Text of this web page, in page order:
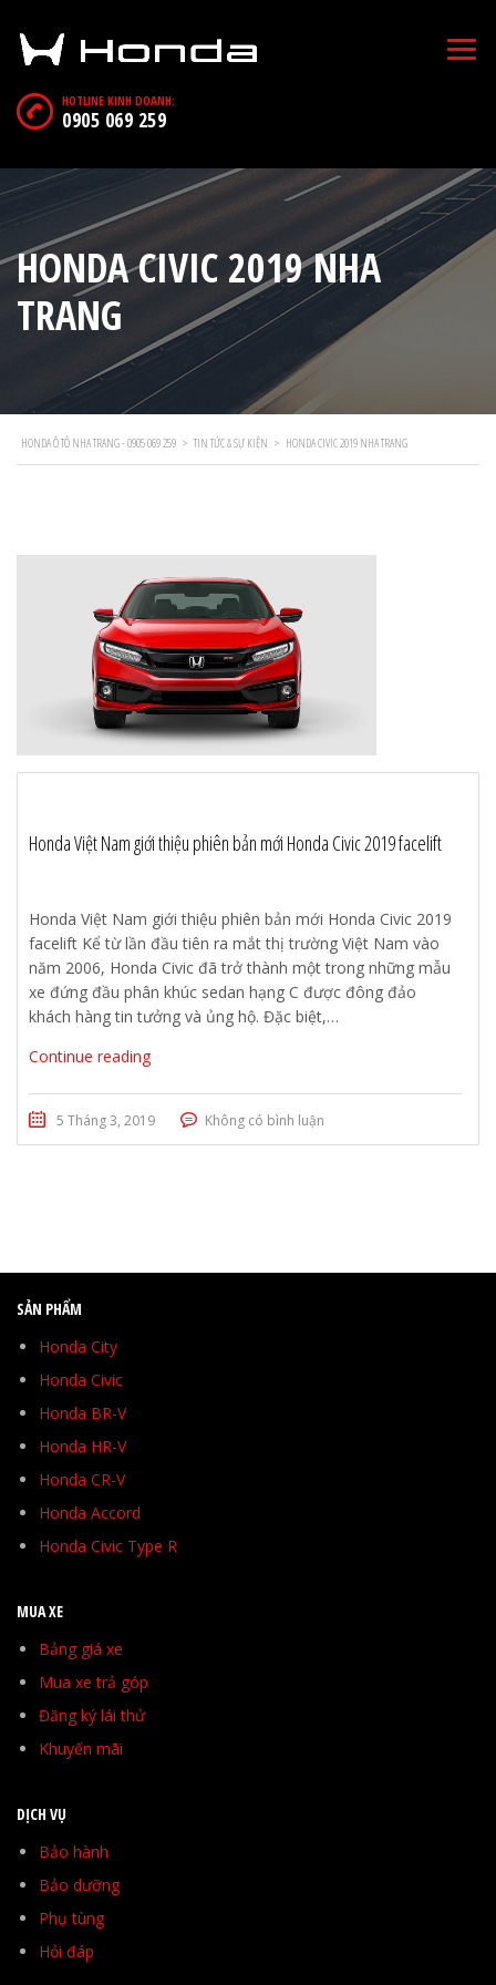
HOTLINE KINH DOANH:
0905 069 259
HONDA CIVIC 2019 NHA
TRANG
HONDA Ô TÔ NHA TRANG - 0905 069 259 > TIN TỨC & SỰ KIỆN > HONDA CIVIC 2019 NHA TRANG
Honda Việt Nam giới thiệu phiên bản mới Honda Civic 2019 facelift
Honda Việt Nam giới thiệu phiên bản mới Honda Civic 2019
facelift Kể từ lần đầu tiên ra mắt thị trường Việt Nam vào
năm 2006, Honda Civic đã trở thành một trong những mẫu
xe đứng đầu phân khúc sedan hạng C được đông đảo
khách hàng tin tưởng và ủng hộ. Đặc biệt,…
Continue reading
5 Tháng 3, 2019 Không có bình luận
SẢN PHẨM
Honda City
Honda Civic
Honda BR-V
Honda HR-V
Honda CR-V
Honda Accord
Honda Civic Type R
MUA XE
Bảng giá xe
Mua xe trả góp
Đăng ký lái thử
Khuyến mãi
DỊCH VỤ
Bảo hành
Bảo dưỡng
Phụ tùng
Hỏi đáp